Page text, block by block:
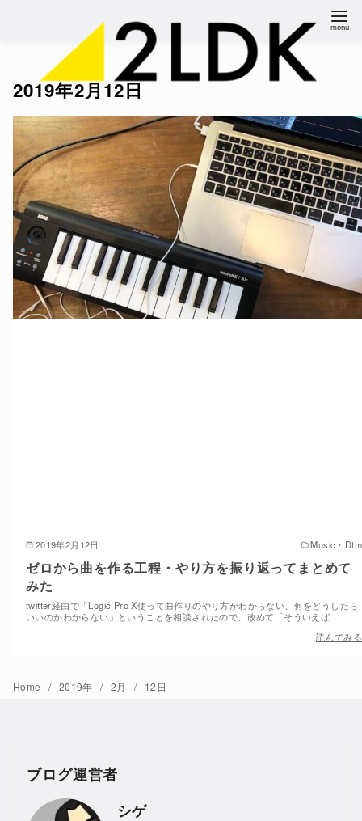
2019年2月12日
2019年2月12日 Music・Dtm
ゼロから曲を作る工程・やり方を振り返ってまとめて
みた
twitter経由で「Logic Pro X使って曲作りのやり方がわからない、何をどうしたら
いいのかわからない」ということを相談されたので、改めて「そういえば…
読んでみる
Home 2019年 2月 12日
ブログ運営者
シゲ